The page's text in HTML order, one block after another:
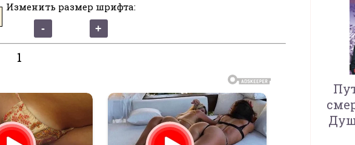
Изменить размер шрифта:
1